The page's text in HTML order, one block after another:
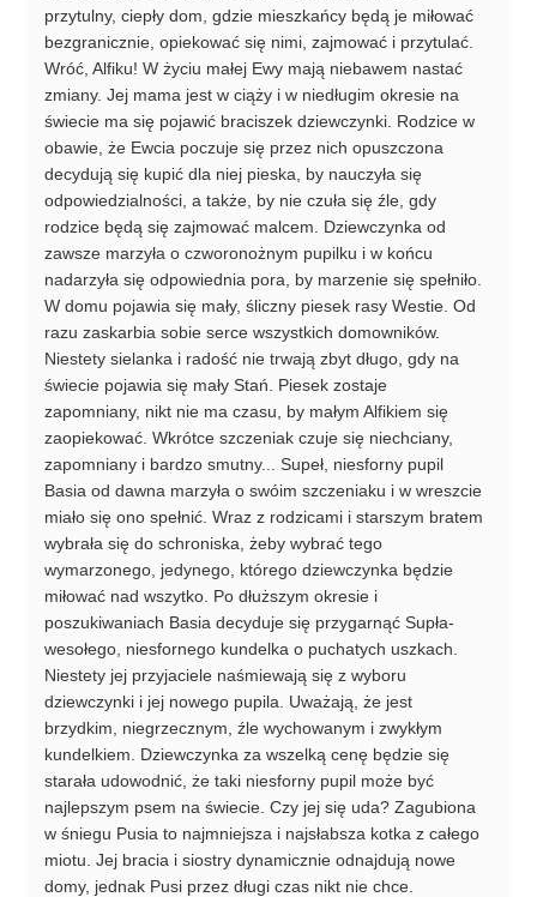
przytulny, ciepły dom, gdzie mieszkańcy będą je miłować
bezgranicznie, opiekować się nimi, zajmować i przytulać.
Wróć, Alfiku! W życiu małej Ewy mają niebawem nastać
zmiany. Jej mama jest w ciąży i w niedługim okresie na
świecie ma się pojawić braciszek dziewczynki. Rodzice w
obawie, że Ewcia poczuje się przez nich opuszczona
decydują się kupić dla niej pieska, by nauczyła się
odpowiedzialności, a także, by nie czuła się źle, gdy
rodzice będą się zajmować malcem. Dziewczynka od
zawsze marzyła o czworonożnym pupilku i w końcu
nadarzyła się odpowiednia pora, by marzenie się spełniło.
W domu pojawia się mały, śliczny piesek rasy Westie. Od
razu zaskarbia sobie serce wszystkich domowników.
Niestety sielanka i radość nie trwają zbyt długo, gdy na
świecie pojawia się mały Stań. Piesek zostaje
zapomniany, nikt nie ma czasu, by małym Alfikiem się
zaopiekować. Wkrótce szczeniak czuje się niechciany,
zapomniany i bardzo smutny... Supeł, niesforny pupil
Basia od dawna marzyła o swóim szczeniaku i w wreszcie
miało się ono spełnić. Wraz z rodzicami i starszym bratem
wybrała się do schroniska, żeby wybrać tego
wymarzonego, jedynego, którego dziewczynka będzie
miłować nad wszytko. Po dłuższym okresie i
poszukiwaniach Basia decyduje się przygarnąć Supła-
wesołego, niesfornego kundelka o puchatych uszkach.
Niestety jej przyjaciele naśmiewają się z wyboru
dziewczynki i jej nowego pupila. Uważają, że jest
brzydkim, niegrzecznym, źle wychowanym i zwykłym
kundelkiem. Dziewczynka za wszelką cenę będzie się
starała udowodnić, że taki niesforny pupil może być
najlepszym psem na świecie. Czy jej się uda? Zagubiona
w śniegu Pusia to najmniejsza i najsłabsza kotka z całego
miotu. Jej bracia i siostry dynamicznie odnajdują nowe
domy, jednak Pusi przez długi czas nikt nie chce.